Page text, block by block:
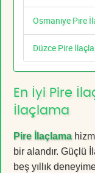
Osmaniye Pire
Düzce Pire
En İyi Pire
İlaçlama
Pire İlaçlama
bir alandır. Güçlü
beş yıllık